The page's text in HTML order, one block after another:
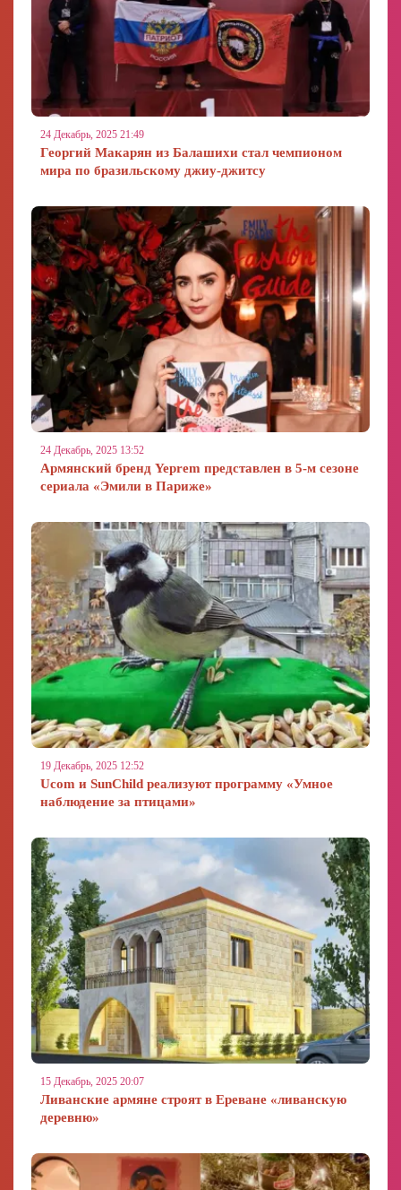
24 Декабрь, 2025 21:49
Георгий Макарян из Балашихи стал чемпионом
мира по бразильскому джиу-джитсу
24 Декабрь, 2025 13:52
Армянский бренд Yeprem представлен в 5-м сезоне
сериала «Эмили в Париже»
19 Декабрь, 2025 12:52
Ucom и SunChild реализуют программу «Умное
наблюдение за птицами»
15 Декабрь, 2025 20:07
Ливанские армяне строят в Ереване «ливанскую
деревню»